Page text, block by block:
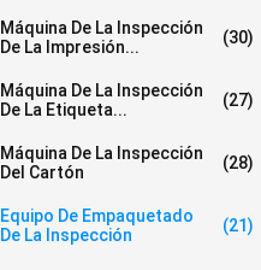
Máquina De La Inspección
De La Impresión...
(30)
Máquina De La Inspección
De La Etiqueta...
(27)
Máquina De La Inspección
Del Cartón
(28)
Equipo De Empaquetado
De La Inspección
(21)